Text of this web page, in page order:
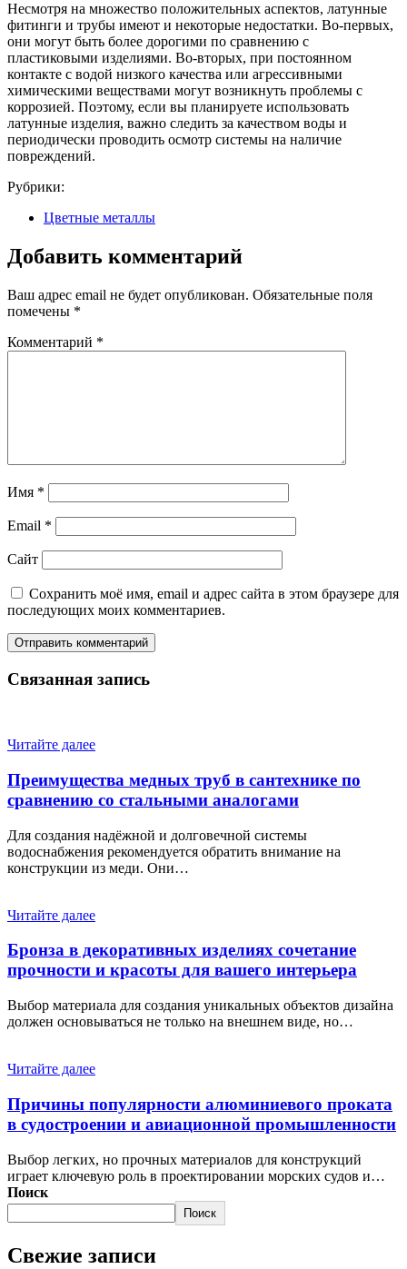
Несмотря на множество положительных аспектов, латунные
фитинги и трубы имеют и некоторые недостатки. Во-первых,
они могут быть более дорогими по сравнению с
пластиковыми изделиями. Во-вторых, при постоянном
контакте с водой низкого качества или агрессивными
химическими веществами могут возникнуть проблемы с
коррозией. Поэтому, если вы планируете использовать
латунные изделия, важно следить за качеством воды и
периодически проводить осмотр системы на наличие
повреждений.
Рубрики:
Цветные металлы
Добавить комментарий
Ваш адрес email не будет опубликован. Обязательные поля
помечены *
Комментарий *
Имя *
Email *
Сайт
Сохранить моё имя, email и адрес сайта в этом браузере для
последующих моих комментариев.
Связанная запись
Читайте далее
Преимущества медных труб в сантехнике по
сравнению со стальными аналогами
Для создания надёжной и долговечной системы
водоснабжения рекомендуется обратить внимание на
конструкции из меди. Они…
Читайте далее
Бронза в декоративных изделиях сочетание
прочности и красоты для вашего интерьера
Выбор материала для создания уникальных объектов дизайна
должен основываться не только на внешнем виде, но…
Читайте далее
Причины популярности алюминиевого проката
в судостроении и авиационной промышленности
Выбор легких, но прочных материалов для конструкций
играет ключевую роль в проектировании морских судов и…
Поиск
Поиск
Свежие записи